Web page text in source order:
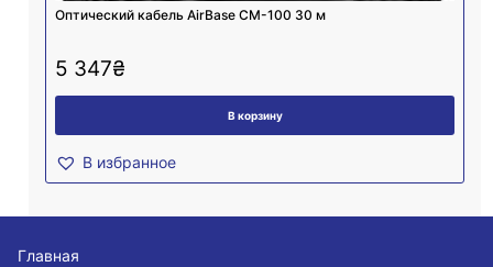
Оптический кабель AirBase CM-100 30 м
5 347₴
В корзину
В избранное
Главная